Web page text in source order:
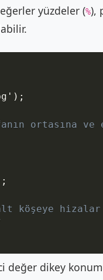
yüzdeler (%),
) ;
ortasına
;
köşeye
değer dikey